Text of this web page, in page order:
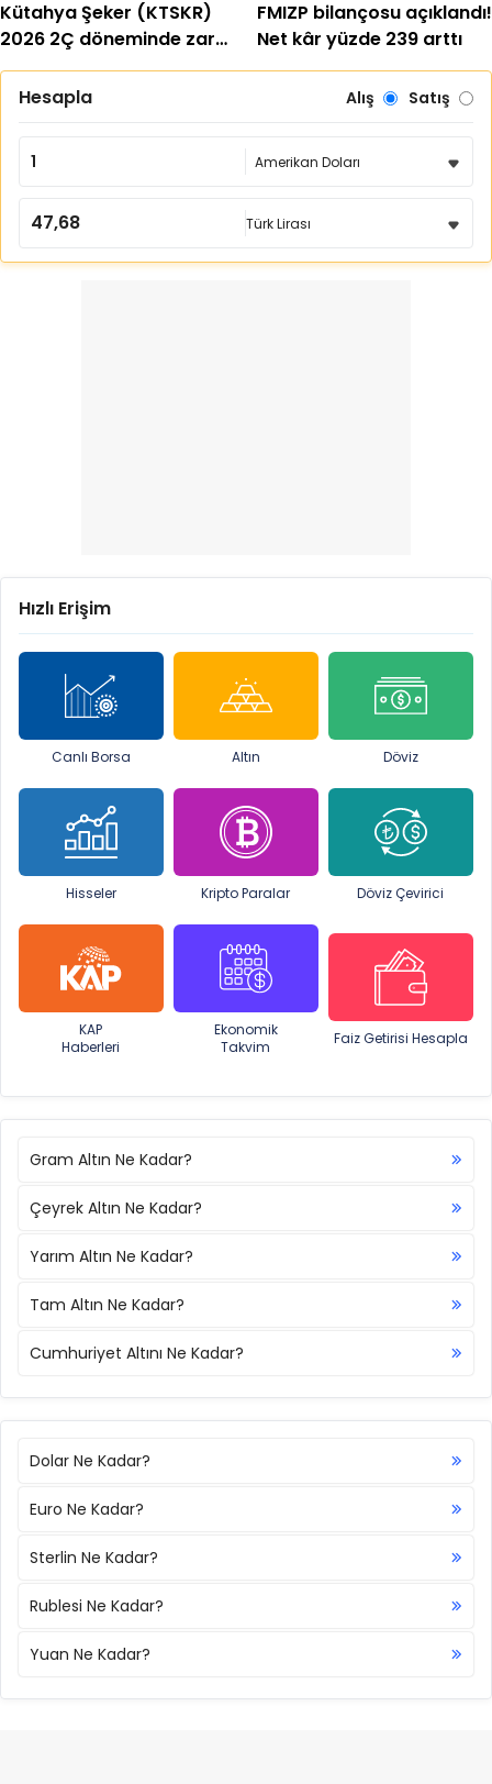
Kütahya Şeker (KTSKR)
2026 2Ç döneminde zarar
etti
FMIZP bilançosu açıklandı!
Net kâr yüzde 239 arttı
Hesapla Alış Satış
Hızlı Erişim
Canlı Borsa Altın Döviz
Hisseler Kripto Paralar Döviz Çevirici
KAP
Haberleri
Ekonomik
Takvim
Faiz Getirisi Hesapla
Gram Altın Ne Kadar?
Çeyrek Altın Ne Kadar?
Yarım Altın Ne Kadar?
Tam Altın Ne Kadar?
Cumhuriyet Altını Ne Kadar?
Dolar Ne Kadar?
Euro Ne Kadar?
Sterlin Ne Kadar?
Rublesi Ne Kadar?
Yuan Ne Kadar?